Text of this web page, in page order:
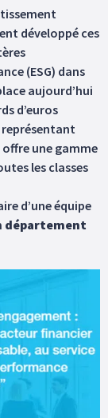
développé ces
(ESG) dans
aujourd’hui
d’euros
représentant
offre une gamme
les classes
d’une équipe
département